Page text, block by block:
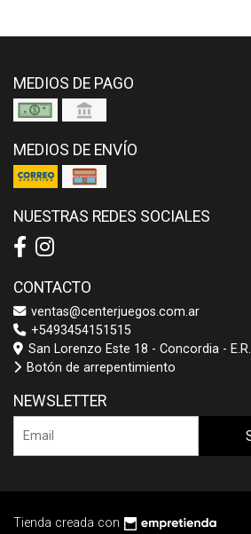
MEDIOS DE PAGO
MEDIOS DE ENVÍO
NUESTRAS REDES SOCIALES
CONTACTO
ventas@centerjuegos.com.ar
+5493454151515
San Lorenzo Este 18 - Concordia -
Botón de arrepentimiento
NEWSLETTER
Tienda creada con